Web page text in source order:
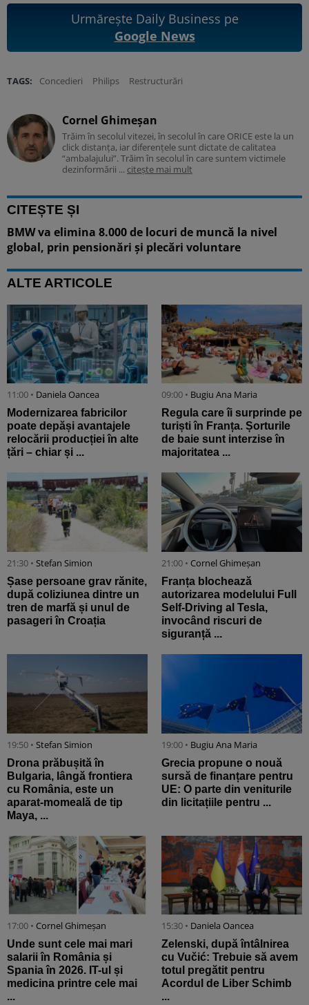
Urmărește Daily Business pe
Google News
TAGS: Concedieri Philips Restructurări
Cornel Ghimeșan
Trăim în secolul vitezei, în secolul în care ORICE este la un
click distanța, iar diferențele sunt dictate de calitatea
“ambalajului”. Trăim în secolul în care suntem victimele
dezinformării ... citește mai mult
CITEȘTE ȘI
BMW va elimina 8.000 de locuri de muncă la nivel
global, prin pensionări și plecări voluntare
ALTE ARTICOLE
11:00 • Daniela Oancea
Modernizarea fabricilor
poate depăși avantajele
relocării producției în alte
țări – chiar și ...
09:00 • Bugiu ⁠Ana Maria
Regula care îi surprinde pe
turiști în Franța. Șorturile
de baie sunt interzise în
majoritatea ...
21:30 • Stefan Simion
Șase persoane grav rănite,
după coliziunea dintre un
tren de marfă și unul de
pasageri în Croația
21:00 • Cornel Ghimeșan
Franța blochează
autorizarea modelului Full
Self-Driving al Tesla,
invocând riscuri de
siguranță ...
19:50 • Stefan Simion
Drona prăbușită în
Bulgaria, lângă frontiera
cu România, este un
aparat-momeală de tip
Maya, ...
19:00 • Bugiu ⁠Ana Maria
Grecia propune o nouă
sursă de finanțare pentru
UE: O parte din veniturile
din licitațiile pentru ...
17:00 • Cornel Ghimeșan
Unde sunt cele mai mari
salarii în România și
Spania în 2026. IT-ul și
medicina printre cele mai
...
15:30 • Daniela Oancea
Zelenski, după întâlnirea
cu Vučić: Trebuie să avem
totul pregătit pentru
Acordul de Liber Schimb
...